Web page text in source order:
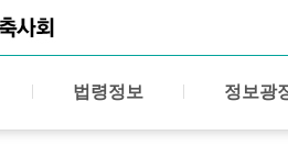
법령정보 정보광